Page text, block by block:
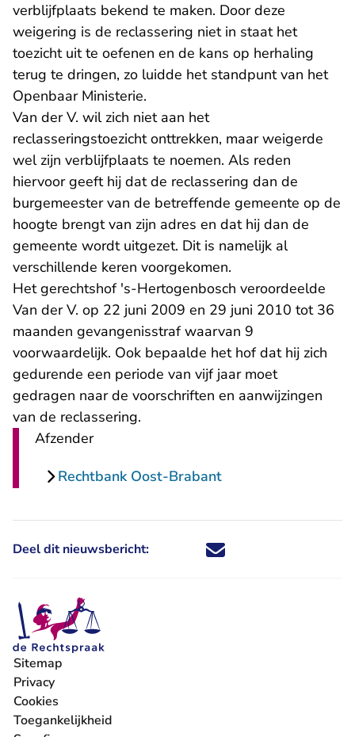
verblijfplaats bekend te maken. Door deze
weigering is de reclassering niet in staat het
toezicht uit te oefenen en de kans op herhaling
terug te dringen, zo luidde het standpunt van het
Openbaar Ministerie.
Van der V. wil zich niet aan het
reclasseringstoezicht onttrekken, maar weigerde
wel zijn verblijfplaats te noemen. Als reden
hiervoor geeft hij dat de reclassering dan de
burgemeester van de betreffende gemeente op de
hoogte brengt van zijn adres en dat hij dan de
gemeente wordt uitgezet. Dit is namelijk al
verschillende keren voorgekomen.
Het gerechtshof 's-Hertogenbosch veroordeelde
Van der V. op 22 juni 2009 - U verlaat Rechtspraak.nl
en 29 juni 2010 - U
tot 36
maanden gevangenisstraf waarvan 9
voorwaardelijk. Ook bepaalde het hof dat hij zich
gedurende een periode van vijf jaar moet
gedragen naar de voorschriften en aanwijzingen
van de reclassering.
Afzender
Rechtbank Oost-Brabant
Deel dit nieuwsbericht: Deel dit nieuwsbericht via X -
Deel dit nieuwsbericht via
Deel dit nieuwsbericht
Deel dit
Sitemap
Privacy
Cookies
Toegankelijkheid